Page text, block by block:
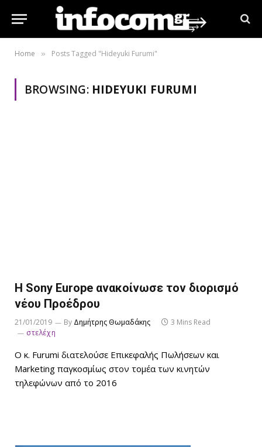
Home » Posts Tagged "Hideyuki Furumi"
BROWSING: HIDEYUKI FURUMI
H Sony Europe ανακοίνωσε τον διορισμό
νέου Προέδρου
21/01/2019 By Δημήτρης Θωμαδάκης
3 Mins Read
στελέχη
Ο κ. Furumi διατελούσε Επικεφαλής Πωλήσεων και
Marketing παγκοσμίως στον τομέα των κινητών
τηλεφώνων από το 2016